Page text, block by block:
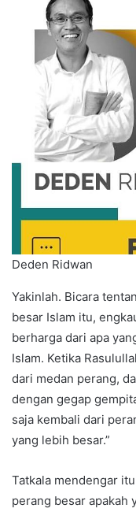
Deden Ridwan
Yakinlah. Bicara
besar Islam itu,
berharga dari apa
Islam. Ketika
dari medan perang,
dengan gegap
saja kembali dari
yang lebih besar.”
Tatkala mendengar
perang besar apakah